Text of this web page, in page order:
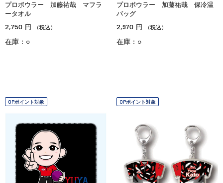
プロボウラー 加藤祐哉 マフラ
ータオル
2,750 円 （税込）
在庫：○
プロボウラー 加藤祐哉 保冷温
バッグ
2,970 円 （税込）
在庫：○
OPポイント対象 OPポイント対象